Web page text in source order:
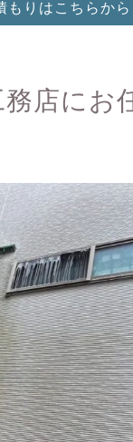
もりはこちらか
店にお